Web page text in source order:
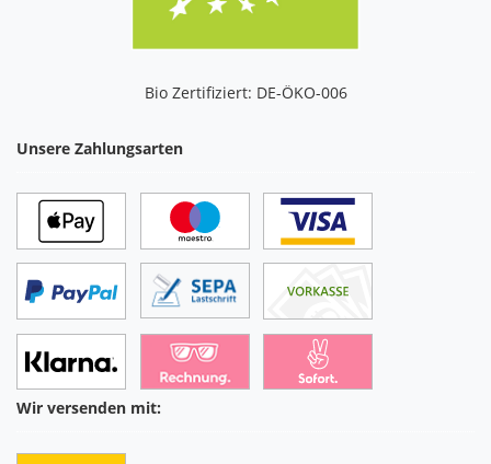
Bio Zertifiziert: DE-ÖKO-006
Unsere Zahlungsarten
Wir versenden mit: